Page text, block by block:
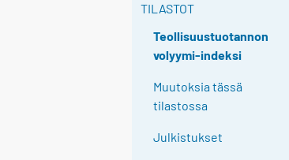
TILASTOT
Teollisuustuotannon
volyymi-indeksi
Muutoksia tässä
tilastossa
Julkistukset